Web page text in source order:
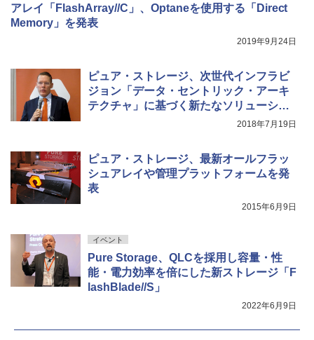
アレイ「FlashArray//C」、Optaneを使用する「Direct
Memory」を発表
2019年9月24日
ピュア・ストレージ、次世代インフラビ
ジョン「データ・セントリック・アーキ
テクチャ」に基づく新たなソリューショ
2018年7月19日
ピュア・ストレージ、最新オールフラッ
シュアレイや管理プラットフォームを発
表
2015年6月9日
イベント
Pure Storage、QLCを採用し容量・性
能・電力効率を倍にした新ストレージ「F
lashBlade//S」
2022年6月9日